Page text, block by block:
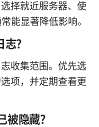
择就近服务器、使
能显著降低影响。
？
收集范围。优先选
项，并定期查看更
被隐藏？